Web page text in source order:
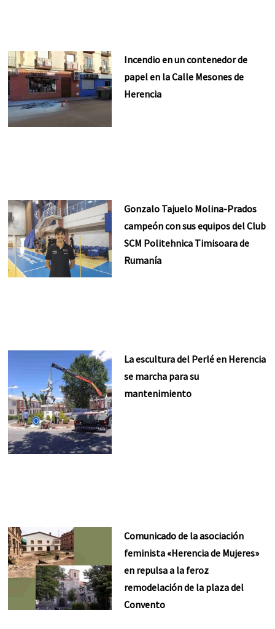
Incendio en un contenedor de
papel en la Calle Mesones de
Herencia
Gonzalo Tajuelo Molina-Prados
campeón con sus equipos del Club
SCM Politehnica Timisoara de
Rumanía
La escultura del Perlé en Herencia
se marcha para su
mantenimiento
Comunicado de la asociación
feminista «Herencia de Mujeres»
en repulsa a la feroz
remodelación de la plaza del
Convento